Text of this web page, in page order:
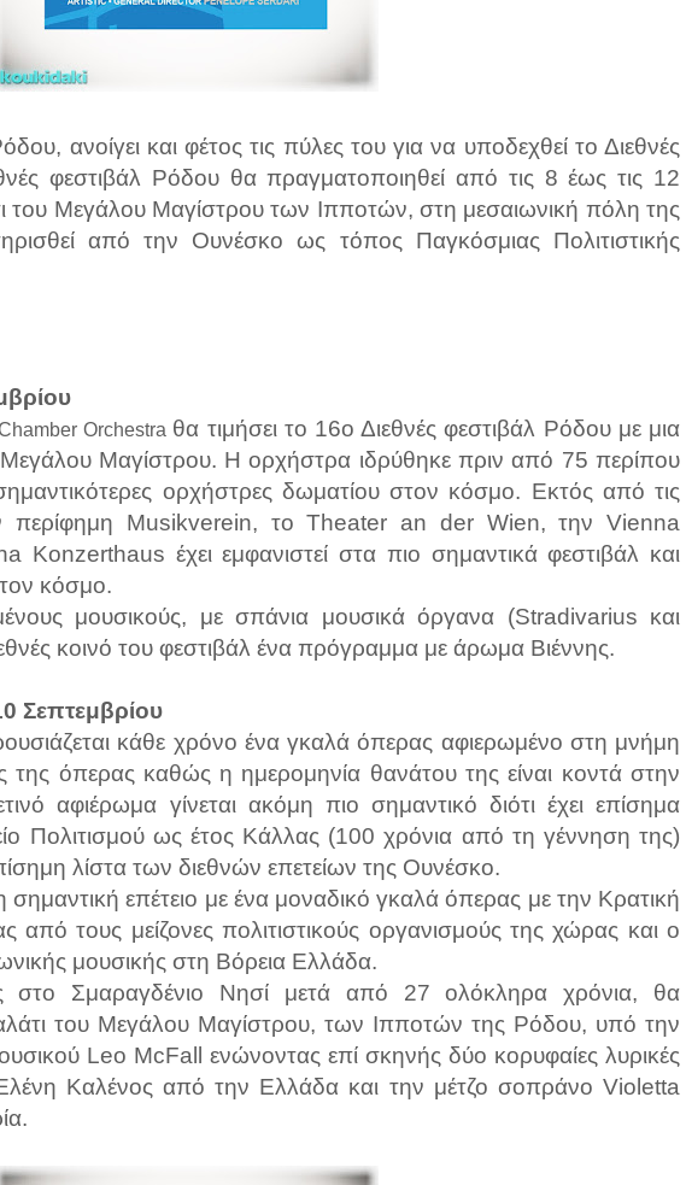
ανοίγει και φέτος τις πύλες του για να υποδεχθεί το Διεθνές
φεστιβάλ Ρόδου θα πραγματοποιηθεί από τις 8 έως τις 12
του Μεγάλου Μαγίστρου των Ιπποτών, στη μεσαιωνική πόλη της
από την Ουνέσκο ως τόπος Παγκόσμιας Πολιτιστικής
Orchestra θα τιμήσει το 16ο Διεθνές φεστιβάλ Ρόδου με μια
Μαγίστρου. Η ορχήστρα ιδρύθηκε πριν από 75 περίπου
ορχήστρες δωματίου στον κόσμο. Εκτός από τις
περίφημη Musikverein, το Theater an der Wien, την Vienna
έχει εμφανιστεί στα πιο σημαντικά φεστιβάλ και
κόσμο.
μουσικούς, με σπάνια μουσικά όργανα (Stradivarius και
κοινό του φεστιβάλ ένα πρόγραμμα με άρωμα Βιέννης.
Σεπτεμβρίου
κάθε χρόνο ένα γκαλά όπερας αφιερωμένο στη μνήμη
της όπερας καθώς η ημερομηνία θανάτου της είναι κοντά στην
αφιέρωμα γίνεται ακόμη πιο σημαντικό διότι έχει επίσημα
Πολιτισμού ως έτος Κάλλας (100 χρόνια από τη γέννηση της)
λίστα των διεθνών επετείων της Ουνέσκο.
σημαντική επέτειο με ένα μοναδικό γκαλά όπερας με την Κρατική
τους μείζονες πολιτιστικούς οργανισμούς της χώρας και ο
μουσικής στη Βόρεια Ελλάδα.
στο Σμαραγδένιο Νησί μετά από 27 ολόκληρα χρόνια, θα
του Μεγάλου Μαγίστρου, των Ιπποτών της Ρόδου, υπό την
Leo McFall ενώνοντας επί σκηνής δύο κορυφαίες λυρικές
Καλένος από την Ελλάδα και την μέτζο σοπράνο Violetta